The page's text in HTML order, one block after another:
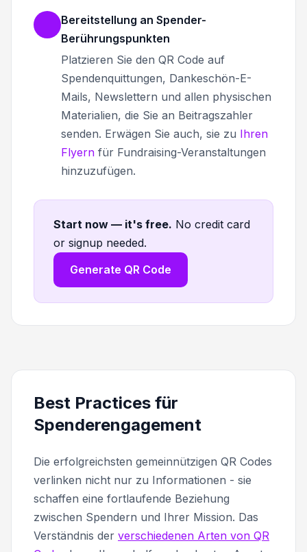
Bereitstellung an Spender-
Berührungspunkten
Platzieren Sie den QR Code auf
Spendenquittungen, Dankeschön-E-
Mails, Newslettern und allen physischen
Materialien, die Sie an Beitragszahler
senden. Erwägen Sie auch, sie zu Ihren
Flyern für Fundraising-Veranstaltungen
hinzuzufügen.
Start now — it's free. No credit card
or signup needed.
Generate QR Code
Best Practices für
Spenderengagement
Die erfolgreichsten gemeinnützigen QR Codes
verlinken nicht nur zu Informationen - sie
schaffen eine fortlaufende Beziehung
zwischen Spendern und Ihrer Mission. Das
Verständnis der verschiedenen Arten von QR